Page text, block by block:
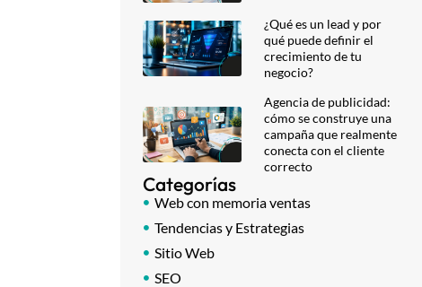
¿Qué es un lead y por
qué puede definir el
crecimiento de tu
negocio?
Agencia de publicidad:
cómo se construye una
campaña que realmente
conecta con el cliente
correcto
Categorías
Web con memoria ventas
Tendencias y Estrategias
Sitio Web
SEO